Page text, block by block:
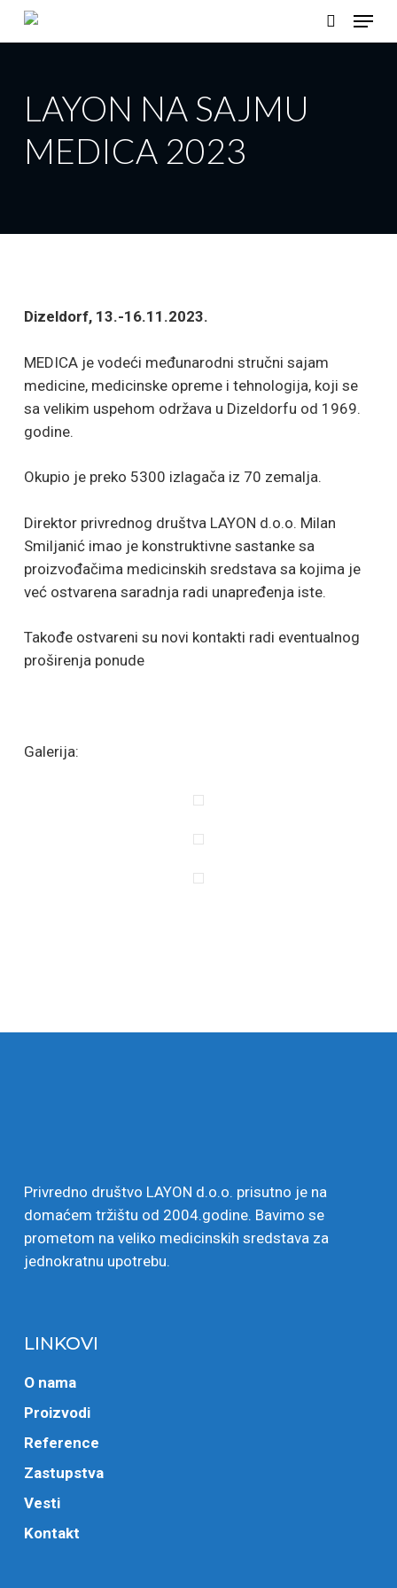
Skip
search
Menu
LAYON NA SAJMU
MEDICA 2023
Dizeldorf, 13.-16.11.2023.
MEDICA je vodeći međunarodni stručni sajam
medicine, medicinske opreme i tehnologija, koji se
sa velikim uspehom održava u Dizeldorfu od 1969.
godine.
Okupio je preko 5300 izlagača iz 70 zemalja.
Direktor privrednog društva LAYON d.o.o. Milan
Smiljanić imao je konstruktivne sastanke sa
proizvođačima medicinskih sredstava sa kojima je
već ostvarena saradnja radi unapređenja iste.
Takođe ostvareni su novi kontakti radi eventualnog
proširenja ponude
Galerija:
Privredno društvo LAYON d.o.o. prisutno je na
domaćem tržištu od 2004.godine. Bavimo se
prometom na veliko medicinskih sredstava za
jednokratnu upotrebu.
LINKOVI
O nama
Proizvodi
Reference
Zastupstva
Vesti
Kontakt